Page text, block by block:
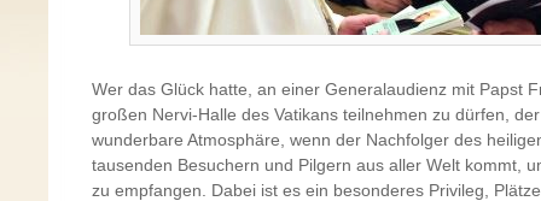
Wer das Glück hatte, an einer Generalaudienz mit Papst
großen Nervi-Halle des Vatikans teilnehmen zu dürfen,
wunderbare Atmosphäre, wenn der Nachfolger des
tausenden Besuchern und Pilgern aus aller Welt kommt,
zu empfangen. Dabei ist es ein besonderes Privileg,